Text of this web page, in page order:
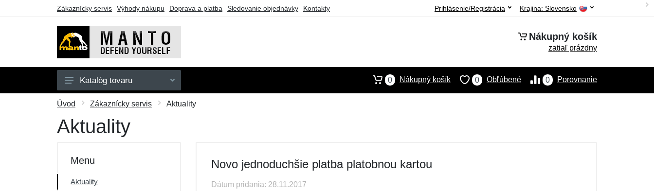
Zákaznícky servis Výhody nákupu Doprava a platba Sledovanie objednávky Kontakty Krajina: Slovensko
Prihlásenie/Registrácia
Nákupný košík
zatiaľ prázdny
Pánske
Doplnky
Katalóg tovaru 0 Porovnanie
0 Obľúbené
0 Nákupný košík
Úvod Zákaznícky servis Aktuality
Aktuality
Menu
Aktuality
Novo jednoduchšie platba platobnou kartou
Dátum pridania: 28.11.2017